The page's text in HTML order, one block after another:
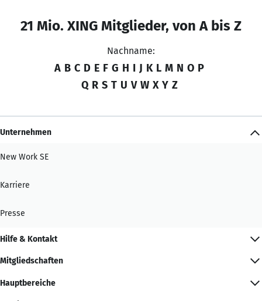
21 Mio. XING Mitglieder, von A bis Z
Nachname:
A B C D E F G H I J K L M N O P
Q R S T U V W X Y Z
Unternehmen
New Work SE
Karriere
Presse
Hilfe & Kontakt
Mitgliedschaften
Hauptbereiche